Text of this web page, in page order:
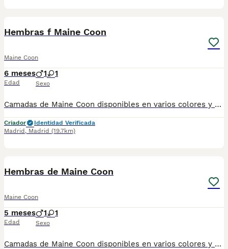
Hembras f Maine Coon
Maine Coon
6 meses
Edad
1 1
Sexo
Camadas de Maine Coon disponibles en varios colores y tonalidades. Machos y hembras. Criadores responsables y familiares. Se entregan a partir de 2 meses de edad y sus vacunas correspondientes, desparasitados. Todos los cachorros son descendientes de las mejores líneas nacionales. Se entregan en toda España con transporte de alta calidad preparado para animales, van en vehículo climatizado con chófer particular a cargo del comprador. Si tienes dudas o consultas sobre la raza, podemos resolver tus dudas por whats app ;) Abogamos por una cría nacional (no en países del este) en un ambiente familiar con personas con vocación en una cría ética y responsable, y que por encima de todo, aman a los animales Teléfono / Whats app: 641 92 23 90
Criador
Identidad Verificada
Madrid , Madrid (19.7km)
Hembras de Maine Coon
Maine Coon
5 meses
Edad
1 1
Sexo
Camadas de Maine Coon disponibles en varios colores y tonalidades. Machos y hembras. Criadores responsables y familiares. Se entregan a partir de 2 meses de edad y sus vacunas correspondientes, desparasitados. Todos los cachorros son descendientes de las mejores líneas nacionales. Se entregan en toda España con transporte de alta calidad preparado para animales, van en vehículo climatizado con chófer particular a cargo del comprador. Si tienes dudas o consultas sobre la raza, podemos resolver tus dudas por whats app ;) Abogamos por una cría nacional (no en países del este) en un ambiente familiar con personas con vocación en una cría ética y responsable, y que por encima de todo, aman a los animales Teléfono / Whats app: 641 92 23 90